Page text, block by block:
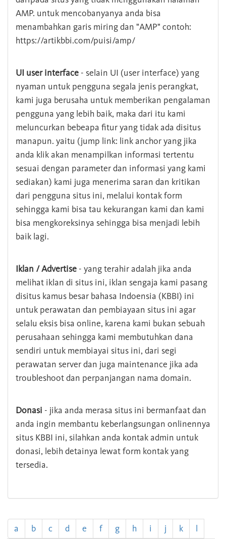
AMP. untuk mencobanyanya anda bisa
menambahkan garis miring dan "AMP" contoh:
https://artikbbi.com/puisi/amp/
UI user interface - selain UI (user interface) yang
nyaman untuk pengguna segala jenis perangkat,
kami juga berusaha untuk memberikan pengalaman
pengguna yang lebih baik, maka dari itu kami
meluncurkan bebeapa fitur yang tidak ada disitus
manapun. yaitu (jump link: link anchor yang jika
anda klik akan menampilkan informasi tertentu
sesuai dengan parameter dan informasi yang kami
sediakan) kami juga menerima saran dan kritikan
dari pengguna situs ini, melalui kontak form
sehingga kami bisa tau kekurangan kami dan kami
bisa mengkoreksinya sehingga bisa menjadi lebih
baik lagi.
Iklan / Advertise - yang terahir adalah jika anda
melihat iklan di situs ini, iklan sengaja kami pasang
disitus kamus besar bahasa Indoensia (KBBI) ini
untuk perawatan dan pembiayaan situs ini agar
selalu eksis bisa online, karena kami bukan sebuah
perusahaan sehingga kami membutuhkan dana
sendiri untuk membiayai situs ini, dari segi
perawatan server dan juga maintenance jika ada
troubleshoot dan perpanjangan nama domain.
Donasi - jika anda merasa situs ini bermanfaat dan
anda ingin membantu keberlangsungan onlinennya
situs KBBI ini, silahkan anda kontak admin untuk
donasi, lebih detainya lewat form kontak yang
tersedia.
a b c d e f g h i j k l